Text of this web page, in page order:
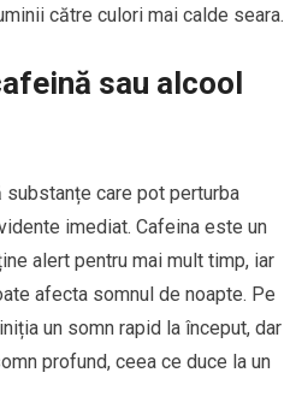
către culori mai calde seara.
sau alcool
care pot perturba
imediat. Cafeina este un
alert pentru mai mult timp, iar
afecta somnul de noapte. Pe
un somn rapid la început, dar
profund, ceea ce duce la un